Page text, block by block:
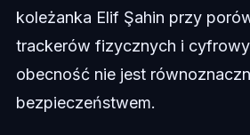
koleżanka Elif Şahin przy
trackerów fizycznych i
obecność nie jest
bezpieczeństwem.